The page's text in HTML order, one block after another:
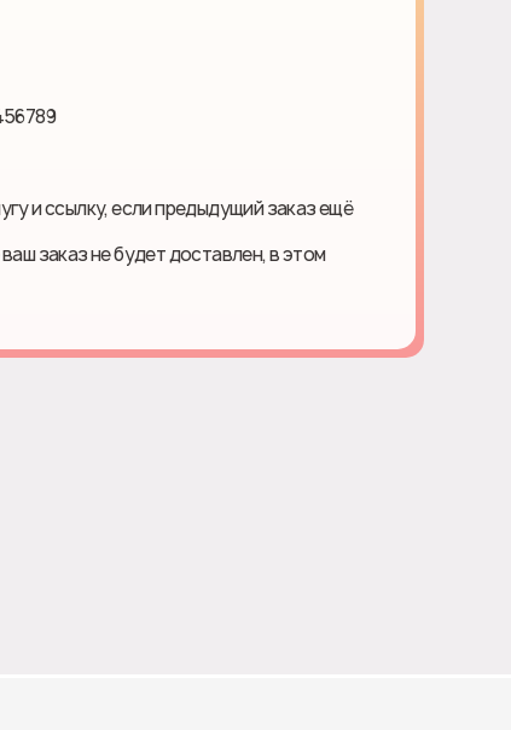
и ссылку, если предыдущий заказ ещё
заказ не будет доставлен, в этом